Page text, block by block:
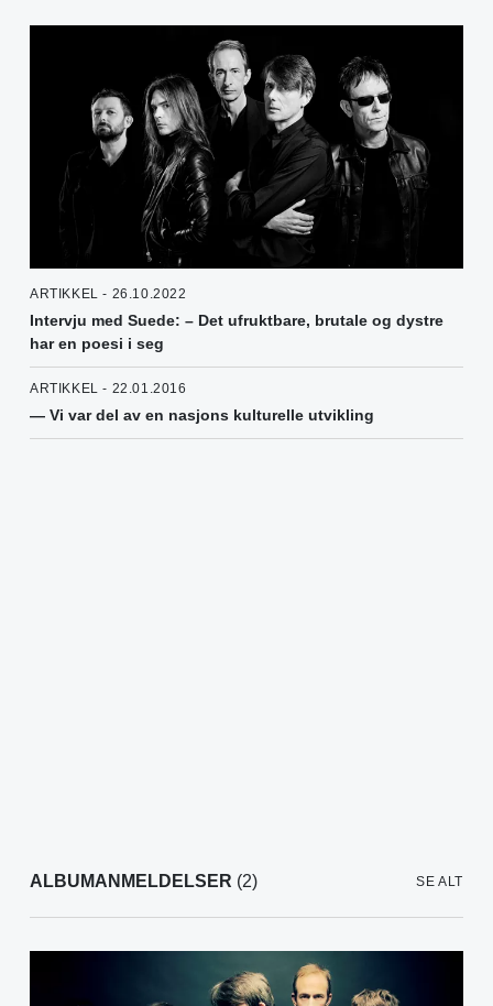
ARTIKKEL - 26.10.2022
Intervju med Suede: – Det ufruktbare, brutale og dystre
har en poesi i seg
ARTIKKEL - 22.01.2016
— Vi var del av en nasjons kulturelle utvikling
ALBUMANMELDELSER (2) SE ALT